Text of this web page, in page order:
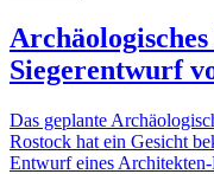
Siegerentwurf
Das geplante
Rostock hat ein Gesicht
Entwurf eines